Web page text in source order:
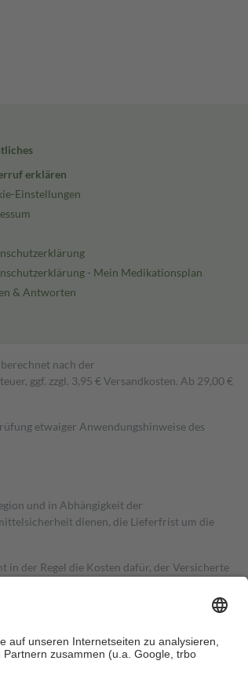
erklären
Einstellungen
- Mein Medikationsplan
& Antworten
nach der
ggf. zzgl. 3,95 € Versandkosten. Ab 29,00 €
etwaiger Anwendungshinweise des
und in Abhängigkeit der
dienen, die Lieferfrist um die
in der Regel die Kosten dafür, der Versicherte
mehr als die tatsächlichen Kosten der Leistung